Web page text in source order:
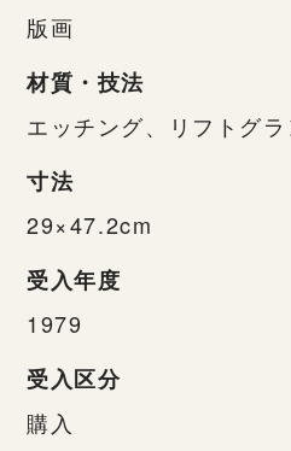
版画
材質・技法
エッチング、リフトグ
寸法
29×47.2cm
受入年度
1979
受入区分
購入